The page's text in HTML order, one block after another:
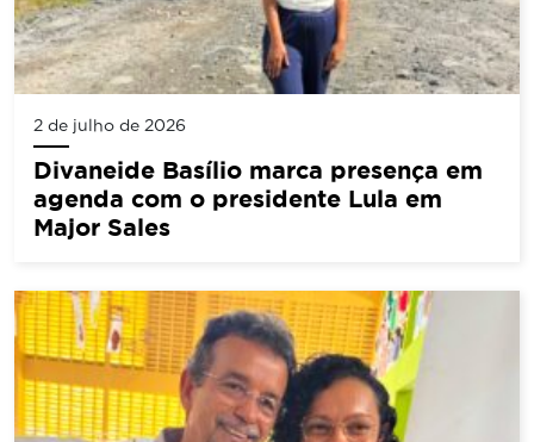
2 de julho de 2026
Divaneide Basílio marca presença em
agenda com o presidente Lula em
Major Sales